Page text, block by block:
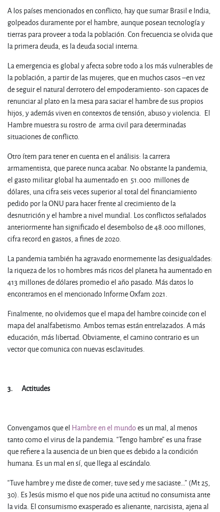
A los países mencionados en conflicto, hay que sumar Brasil e India,
golpeados duramente por el hambre, aunque posean tecnología y
tierras para proveer a toda la población. Con frecuencia se olvida que
la primera deuda, es la deuda social interna.
La emergencia es global y afecta sobre todo a los más vulnerables de
la población, a partir de las mujeres, que en muchos casos –en vez
de seguir el natural derrotero del empoderamiento- son capaces de
renunciar al plato en la mesa para saciar el hambre de sus propios
hijos, y además viven en contextos de tensión, abuso y violencia. El
Hambre muestra su rostro de arma civil para determinadas
situaciones de conflicto.
Otro ítem para tener en cuenta en el análisis: la carrera
armamentista, que parece nunca acabar. No obstante la pandemia,
el gasto militar global ha aumentado en 51.000 millones de
dólares, una cifra seis veces superior al total del financiamiento
pedido por la ONU para hacer frente al crecimiento de la
desnutrición y el hambre a nivel mundial. Los conflictos señalados
anteriormente han significado el desembolso de 48.000 millones,
cifra record en gastos, a fines de 2020.
La pandemia también ha agravado enormemente las desigualdades:
la riqueza de los 10 hombres más ricos del planeta ha aumentado en
413 millones de dólares promedio el año pasado. Más datos lo
encontramos en el mencionado Informe Oxfam 2021.
Finalmente, no olvidemos que el mapa del hambre coincide con el
mapa del analfabetismo. Ambos temas están entrelazados. A más
educación, más libertad. Obviamente, el camino contrario es un
vector que comunica con nuevas esclavitudes.
3. Actitudes
Convengamos que el Hambre en el mundoes un mal, al menos
tanto como el virus de la pandemia. “Tengo hambre” es una frase
que refiere a la ausencia de un bien que es debido a la condición
humana. Es un mal en sí, que llega al escándalo.
“Tuve hambre y me diste de comer; tuve sed y me saciaste…” (Mt 25,
30). Es Jesús mismo el que nos pide una actitud no consumista ante
la vida. El consumismo exasperado es alienante, narcisista, ajena al